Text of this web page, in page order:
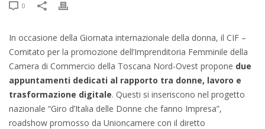
0
In occasione della Giornata internazionale della donna, il CIF –
Comitato per la promozione dell’Imprenditoria Femminile della
Camera di Commercio della Toscana Nord-Ovest propone due
appuntamenti dedicati al rapporto tra donne, lavoro e
trasformazione digitale. Questi si inseriscono nel progetto
nazionale “Giro d’Italia delle Donne che fanno Impresa”,
roadshow promosso da Unioncamere con il diretto